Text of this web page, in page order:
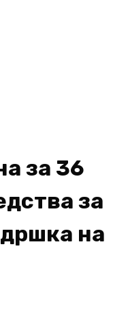
за 36
за
на